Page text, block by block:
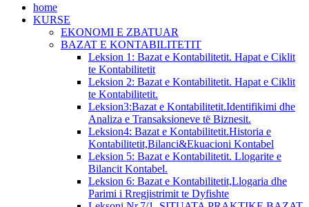
home
KURSE
EKONOMI E ZBATUAR
BAZAT E KONTABILITETIT
Leksion 1: Bazat e Kontabilitetit. Hapat e Ciklit
te Kontabilitetit
Leksion 2: Bazat e Kontabilitetit. Hapat e Ciklit
te Kontabilitetit.
Leksion3:Bazat e Kontabilitetit.Identifikimi dhe
Analiza e Transaksioneve të Biznesit.
Leksion4: Bazat e Kontabilitetit.Historia e
Kontabilitetit,Bilanci&Ekuacioni Kontabel
Leksion 5: Bazat e Kontabilitetit. Llogarite e
Bilancit Kontabel.
Leksion 6: Bazat e Kontabilitetit,Llogaria dhe
Parimi i Rregjistrimit te Dyfishte